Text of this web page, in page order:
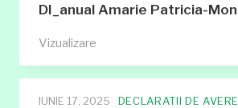
DI_anual Amarie Patricia-
Vizualizare
Patricia-
MonicaDECLARATII DE
IUNIE 17, 2025